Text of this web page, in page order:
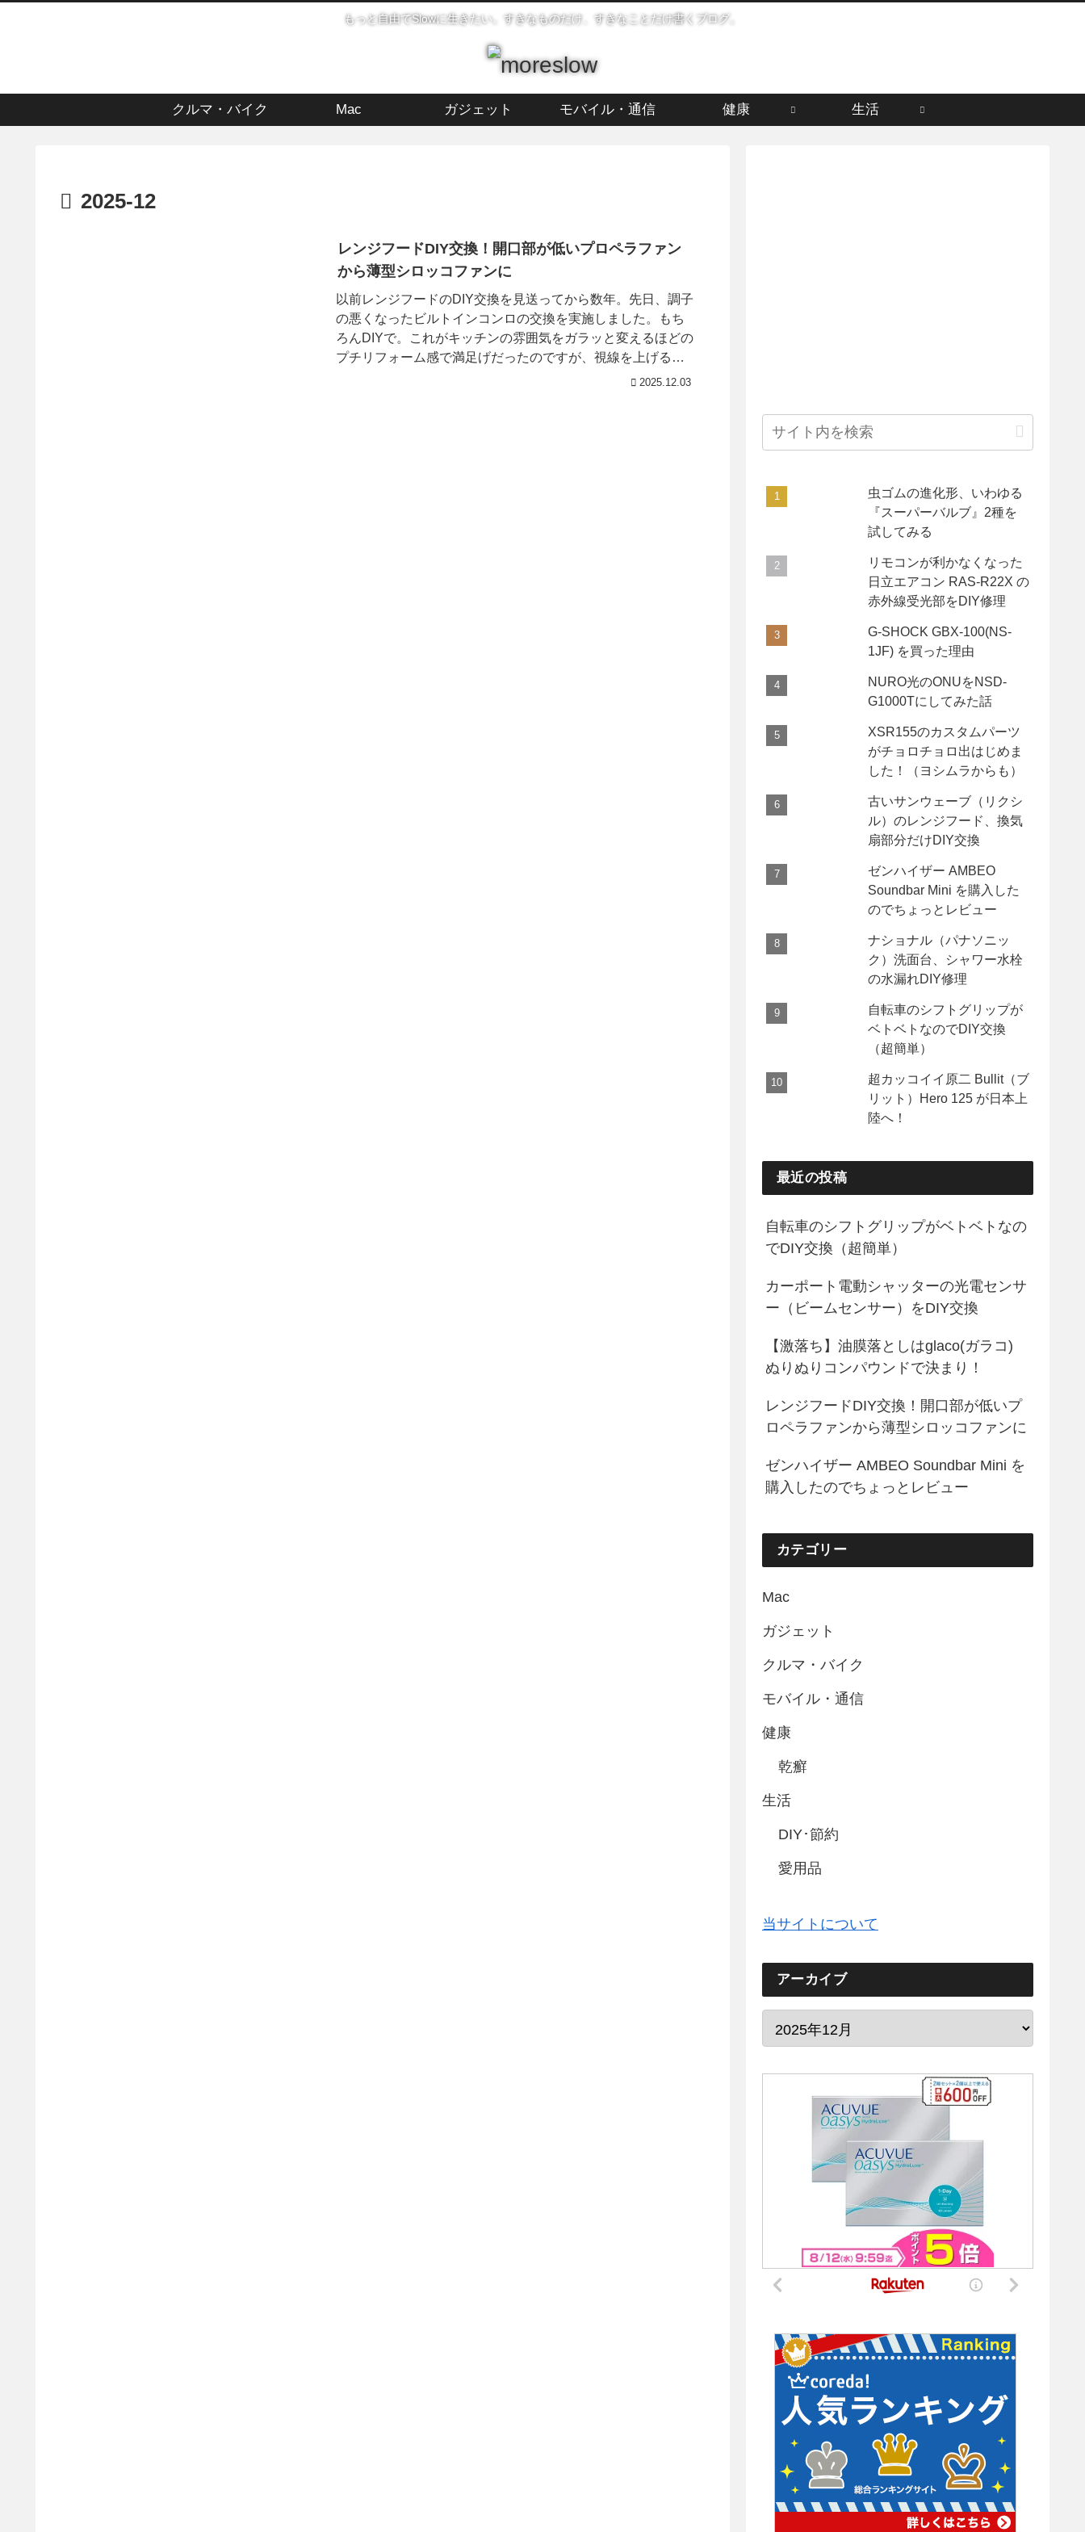
もっと自由でSlowに生きたい。すきなものだけ、すきなことだけ書くブログ。
クルマ・バイク Mac ガジェット モバイル・通信 健康 生活
2025-12
レンジフードDIY交換！開口部が低いプロペラファン
から薄型シロッコファンに
以前レンジフードのDIY交換を見送ってから数年。先日、調子
の悪くなったビルトインコンロの交換を実施しました。もち
ろんDIYで。これがキッチンの雰囲気をガラッと変えるほどの
プチリフォーム感で満足げだったのですが、視線を上げると
2025.12.03
虫ゴムの進化形、いわゆる
『スーパーバルブ』2種を
試してみる
リモコンが利かなくなった
日立エアコン RAS-R22X の
赤外線受光部をDIY修理
G-SHOCK GBX-100(NS-
1JF) を買った理由
NURO光のONUをNSD-
G1000Tにしてみた話
XSR155のカスタムパーツ
がチョロチョロ出はじめま
した！（ヨシムラからも）
古いサンウェーブ（リクシ
ル）のレンジフード、換気
扇部分だけDIY交換
ゼンハイザー AMBEO
Soundbar Mini を購入した
のでちょっとレビュー
ナショナル（パナソニッ
ク）洗面台、シャワー水栓
の水漏れDIY修理
自転車のシフトグリップが
ベトベトなのでDIY交換
（超簡単）
超カッコイイ原二 Bullit（ブ
リット）Hero 125 が日本上
陸へ！
最近の投稿
自転車のシフトグリップがベトベトなの
でDIY交換（超簡単）
カーポート電動シャッターの光電センサ
ー（ビームセンサー）をDIY交換
【激落ち】油膜落としはglaco(ガラコ)
ぬりぬりコンパウンドで決まり！
レンジフードDIY交換！開口部が低いプ
ロペラファンから薄型シロッコファンに
ゼンハイザー AMBEO Soundbar Mini を
購入したのでちょっとレビュー
カテゴリー
Mac
ガジェット
クルマ・バイク
モバイル・通信
健康
乾癬
生活
DIY･節約
愛用品
当サイトについて
アーカイブ